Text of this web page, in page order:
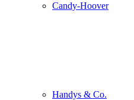
Candy-Hoover
Handys & Co.